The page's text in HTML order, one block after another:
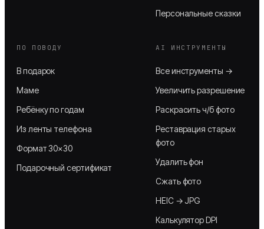
Персональные сказки
ПО ПОВОДУ
В подарок
Маме
Ребёнку по годам
Из ленты телефона
Формат 30×30
Подарочный сертификат
AI ИНСТРУМЕНТЫ
Все инструменты →
Увеличить разрешение
Раскрасить ч/б фото
Реставрация старых
фото
Удалить фон
Сжать фото
HEIC → JPG
Калькулятор DPI